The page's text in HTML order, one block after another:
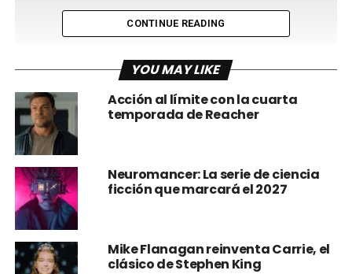
CONTINUE READING
YOU MAY LIKE
Acción al límite con la cuarta
temporada de Reacher
Neuromancer: La serie de ciencia
ficción que marcará el 2027
Mike Flanagan reinventa Carrie, el
clásico de Stephen King